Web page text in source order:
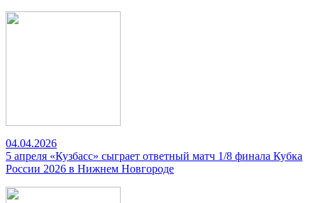
04.04.2026
5 апреля «Кузбасс» сыграет ответный матч 1/8 финала Кубка
России 2026 в Нижнем Новгороде